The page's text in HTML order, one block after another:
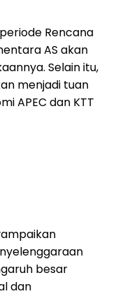
Rencana
AS akan
Selain itu,
menjadi tuan
APEC dan KTT
besar
dan